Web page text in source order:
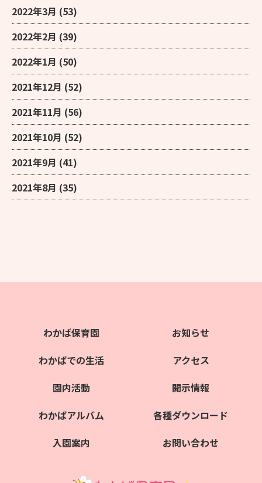
2022年3月 (53)
2022年2月 (39)
2022年1月 (50)
2021年12月 (52)
2021年11月 (56)
2021年10月 (52)
2021年9月 (41)
2021年8月 (35)
わかば保育園
わかばでの生活
園内活動
わかばアルバム
入園案内
お知らせ
アクセス
開示情報
各種ダウンロード
お問い合わせ